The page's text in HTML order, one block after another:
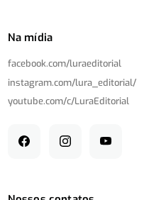
Na mídia
facebook.com/luraeditorial
instagram.com/lura_editorial/
youtube.com/c/LuraEditorial